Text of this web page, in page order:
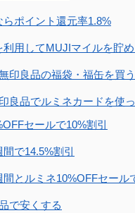
らポイント還元率1.8%
用してMUJIマイルを貯め
印良品の福袋・福缶を買う
良品でルミネカードを使
セールで10%割引
で14.5%割引
とルミネ10%OFFセール
で安くする